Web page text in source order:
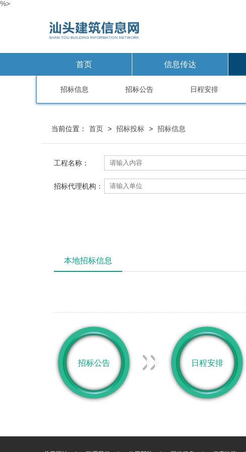
%>
首页 信息传达
招标信息 招标公告 日程安排
当前位置： 首页 > 招标投标 > 招标信息
工程名称：
招标代理机构：
本地招标信息
招标公告 日程安排